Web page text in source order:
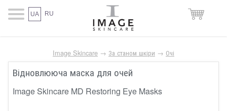
UA RU
Image Skincare → За станом шкіри → Очі
Відновлююча маска для очей
Image Skincare MD Restoring Eye Masks